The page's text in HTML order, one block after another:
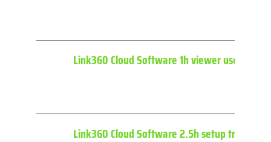
Link360 Cloud Software 1h viewer user
Link360 Cloud Software 2.5h setup training